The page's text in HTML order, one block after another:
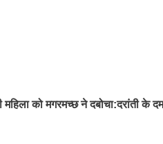
महिला को मगरमच्छ ने दबोचा:दरांती